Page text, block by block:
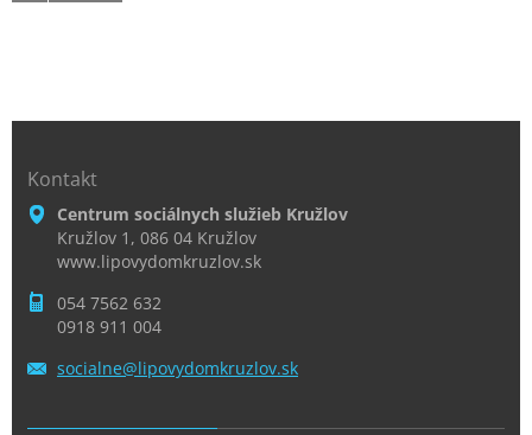
Kontakt
Centrum sociálnych služieb Kružlov
Kružlov 1, 086 04 Kružlov
www.lipovydomkruzlov.sk
054 7562 632
0918 911 004
socialne@lipovydomkruzlov.sk